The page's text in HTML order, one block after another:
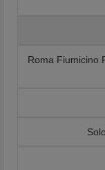
Roma Fiumicino